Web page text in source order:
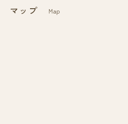
マップ Map